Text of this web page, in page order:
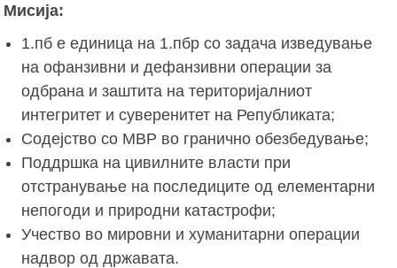
Мисија:
1.пб е единица на 1.пбр со задача изведување
на офанзивни и дефанзивни операции за
одбрана и заштита на територијалниот
интегритет и суверенитет на Републиката;
Содејство со МВР во гранично обезбедување;
Поддршка на цивилните власти при
отстранување на последиците од елементарни
непогоди и природни катастрофи;
Учество во мировни и хуманитарни операции
надвор од државата.